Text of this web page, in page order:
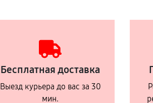
Бесплатная доставка
Выезд курьера до вас за 30
мин.